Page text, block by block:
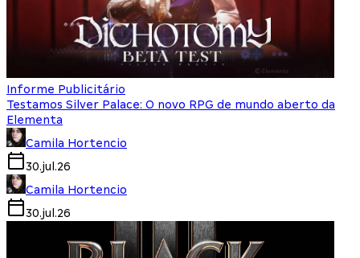
Informe Publicitário
Testamos Silver Palace: O novo RPG de mundo aberto da
Elementa
Camila Hortencio
30.jul.26
Camila Hortencio
30.jul.26